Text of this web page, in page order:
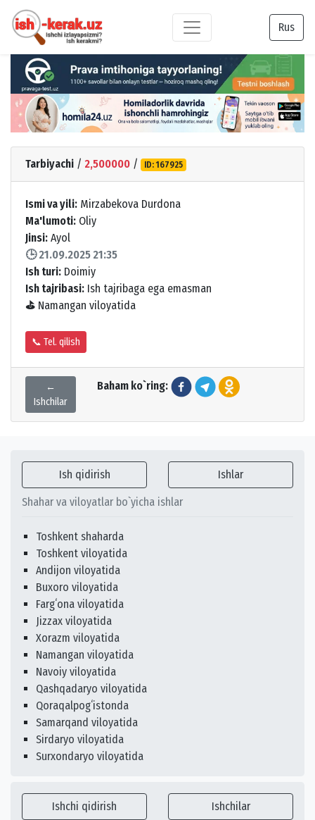
Rus
Tarbiyachi / 2,500000 / ID: 167925
Ismi va yili: Mirzabekova Durdona
Ma'lumoti: Oliy
Jinsi: Ayol
🕒 21.09.2025 21:35
Ish turi: Doimiy
Ish tajribasi: Ish tajribaga ega emasman
⛳ Namangan viloyatida
📞 Tel. qilish
←
Ishchilar
Baham ko`ring:
Ish qidirish Ishlar
Shahar va viloyatlar bo`yicha ishlar
Toshkent shaharda
Toshkent viloyatida
Andijon viloyatida
Buxoro viloyatida
Fargʻona viloyatida
Jizzax viloyatida
Xorazm viloyatida
Namangan viloyatida
Navoiy viloyatida
Qashqadaryo viloyatida
Qoraqalpogʻistonda
Samarqand viloyatida
Sirdaryo viloyatida
Surxondaryo viloyatida
Ishchi qidirish Ishchilar